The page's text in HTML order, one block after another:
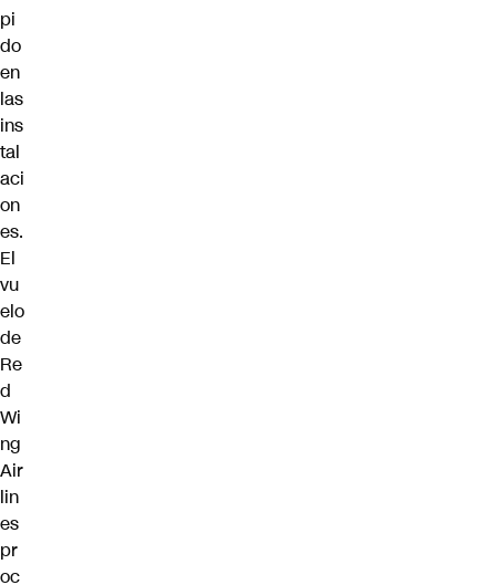
pi
do
en
las
ins
tal
aci
on
es.
El
vu
elo
de
Re
d
Wi
ng
Air
lin
es
pr
oc